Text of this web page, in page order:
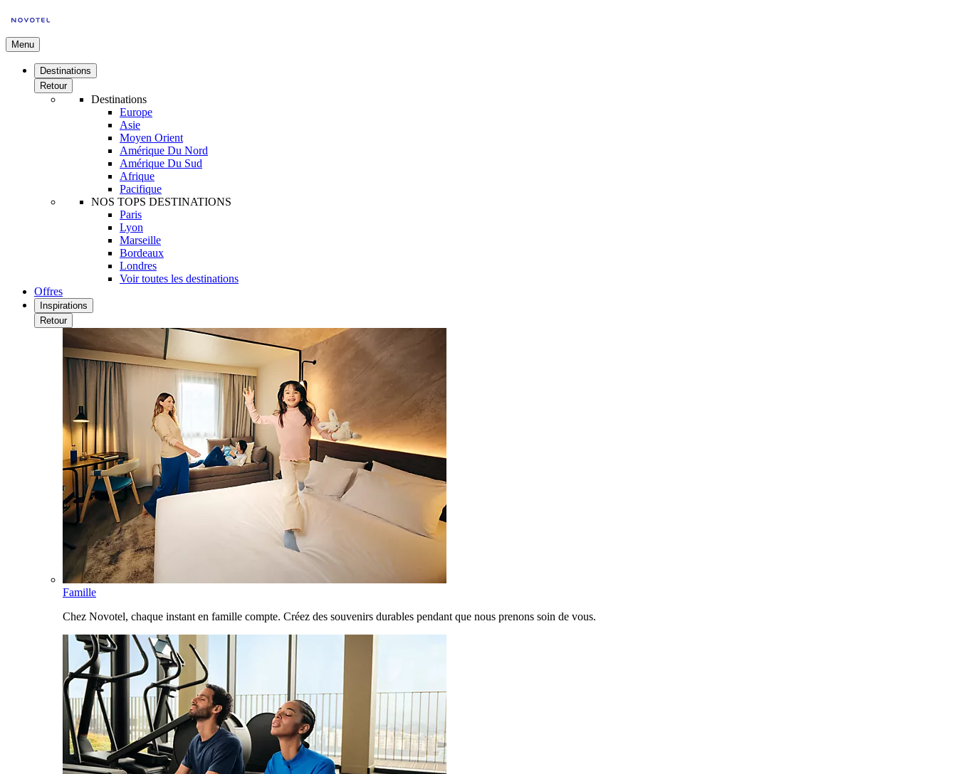
Menu
Destinations
Retour
Destinations
Europe
Asie
Moyen Orient
Amérique Du Nord
Amérique Du Sud
Afrique
Pacifique
NOS TOPS DESTINATIONS
Paris
Lyon
Marseille
Bordeaux
Londres
Voir toutes les destinations
Offres
Inspirations
Retour
Famille
Chez Novotel, chaque instant en famille compte. Créez des souvenirs durables pendant que nous prenons soin de vous.